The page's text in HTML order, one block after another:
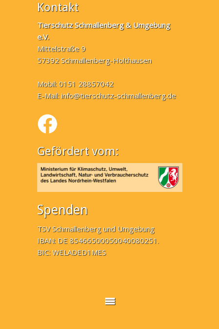
Kontakt
Tierschutz Schmallenberg & Umgebung
e.V.
Mittelstraße 9
57392 Schmallenberg-Holthausen
Mobil: 0151 28857042
E-Mail:info@tierschutz-schmallenberg.de
Gefördert vom:
Spenden
TSV Schmallenberg und Umgebung
IBAN: DE 85466500050040080251.
BIC: WELADED1MES